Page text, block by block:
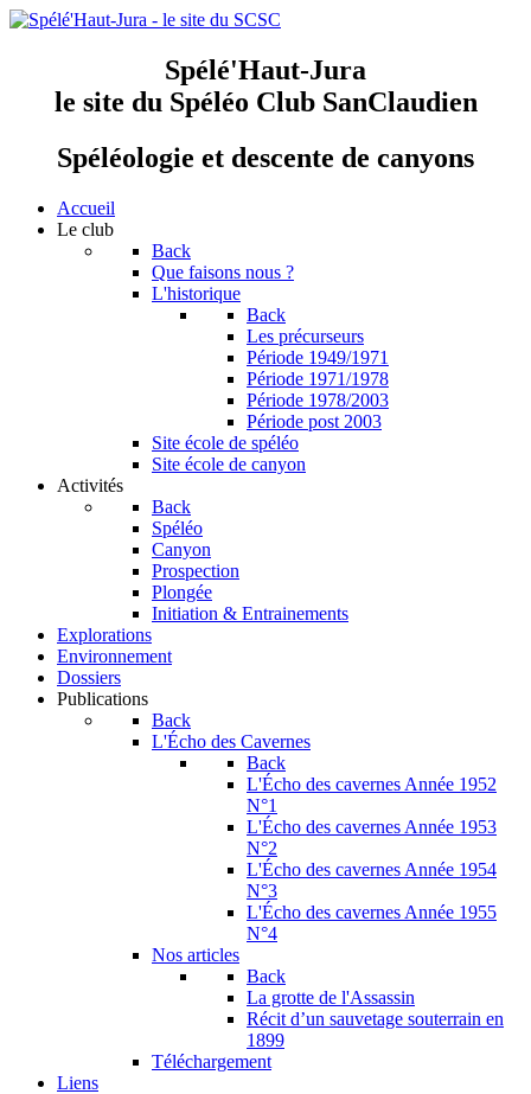
Spélé'Haut-Jura
le site du Spéléo Club SanClaudien
Spéléologie et descente de canyons
Accueil
Le club
Back
Que faisons nous ?
L'historique
Back
Les précurseurs
Période 1949/1971
Période 1971/1978
Période 1978/2003
Période post 2003
Site école de spéléo
Site école de canyon
Activités
Back
Spéléo
Canyon
Prospection
Plongée
Initiation & Entrainements
Explorations
Environnement
Dossiers
Publications
Back
L'Écho des Cavernes
Back
L'Écho des cavernes Année 1952
N°1
L'Écho des cavernes Année 1953
N°2
L'Écho des cavernes Année 1954
N°3
L'Écho des cavernes Année 1955
N°4
Nos articles
Back
La grotte de l'Assassin
Récit d’un sauvetage souterrain en
1899
Téléchargement
Liens